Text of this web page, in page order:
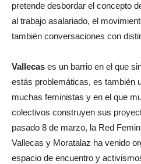
pretende desbordar el concepto
al trabajo asalariado, el
también conversaciones con
Vallecas es un barrio en el que
estás problemáticas, es también
muchas feministas y en el que
colectivos construyen sus
pasado 8 de marzo, la Red
Vallecas y Moratalaz ha venido
espacio de encuentro y